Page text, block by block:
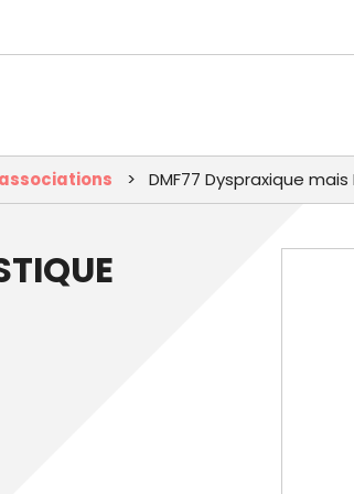
DMF77 Dyspraxique